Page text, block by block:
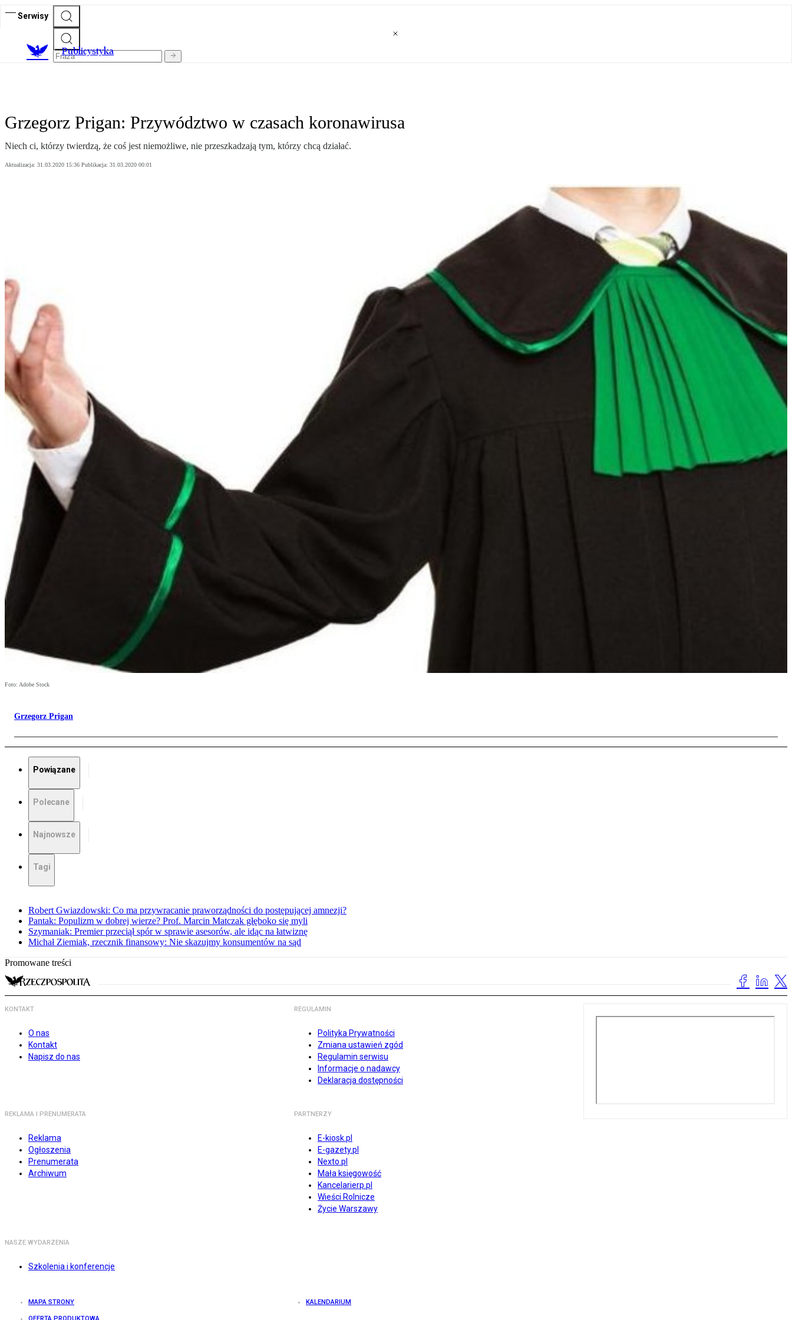
Serwisy
Publicystyka
Grzegorz Prigan: Przywództwo w czasach koronawirusa
Niech ci, którzy twierdzą, że coś jest niemożliwe, nie przeszkadzają tym, którzy chcą działać.
Aktualizacja: 31.03.2020 15:36 Publikacja: 31.03.2020 00:01
Foto: Adobe Stock
Grzegorz Prigan
Powiązane
Polecane
Najnowsze
Tagi
Robert Gwiazdowski: Co ma przywracanie praworządności do postępującej amnezji?
Pantak: Populizm w dobrej wierze? Prof. Marcin Matczak głęboko się myli
Szymaniak: Premier przeciął spór w sprawie asesorów, ale idąc na łatwiznę
Michał Ziemiak, rzecznik finansowy: Nie skazujmy konsumentów na sąd
Promowane treści
KONTAKT
O nas
Kontakt
Napisz do nas
REGULAMIN
Polityka Prywatności
Zmiana ustawień zgód
Regulamin serwisu
Informacje o nadawcy
Deklaracja dostępności
REKLAMA I PRENUMERATA
Reklama
Ogłoszenia
Prenumerata
Archiwum
PARTNERZY
E-kiosk.pl
E-gazety.pl
Nexto.pl
Mała księgowość
Kancelarierp.pl
Wieści Rolnicze
Życie Warszawy
NASZE WYDARZENIA
Szkolenia i konferencje
MAPA STRONY KALENDARIUM